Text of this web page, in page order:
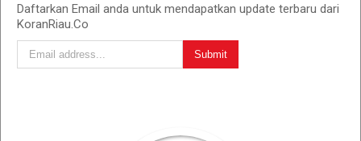
Daftarkan Email anda untuk mendapatkan update terbaru dari
KoranRiau.Co